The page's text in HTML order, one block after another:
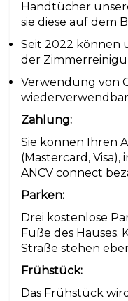
Handtücher
sie diese auf dem
Seit 2022 können
der
Verwendung von
Zahlung:
Sie können Ihren
(Mastercard,
ANCV connect
Parken:
Drei kostenlose
Fuße des Hauses.
Straße stehen
Frühstück:
Das Frühstück